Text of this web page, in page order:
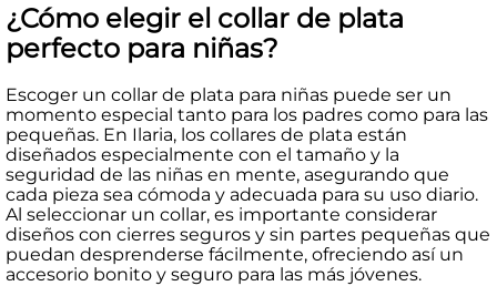
¿Cómo elegir el collar de plata
perfecto para niñas?
Escoger un collar de plata para niñas puede ser un
momento especial tanto para los padres como para las
pequeñas. En Ilaria, los collares de plata están
diseñados especialmente con el tamaño y la
seguridad de las niñas en mente, asegurando que
cada pieza sea cómoda y adecuada para su uso diario.
Al seleccionar un collar, es importante considerar
diseños con cierres seguros y sin partes pequeñas que
puedan desprenderse fácilmente, ofreciendo así un
accesorio bonito y seguro para las más jóvenes.